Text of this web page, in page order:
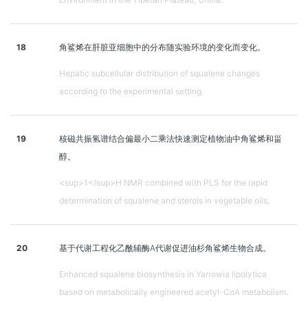
18 角鲨烯在肝脏亚细胞中的分布随实验环境的变化而变化。
Hepatic subcellular distribution of squalene changes
according to the experimental setting.
19
核磁共振氢谱结合偏最小二乘法快速测定植物油中角鲨烯和甾
醇。
<sup>1</sup>H NMR combined with PLS for the rapid
determination of squalene and sterols in vegetable oils.
20 基于代谢工程化乙酰辅酶A代谢促进油杉角鲨烯生物合成。
Enhanced squalene biosynthesis in Yarrowia lipolytica
based on metabolically engineered acetyl-CoA metabolism.